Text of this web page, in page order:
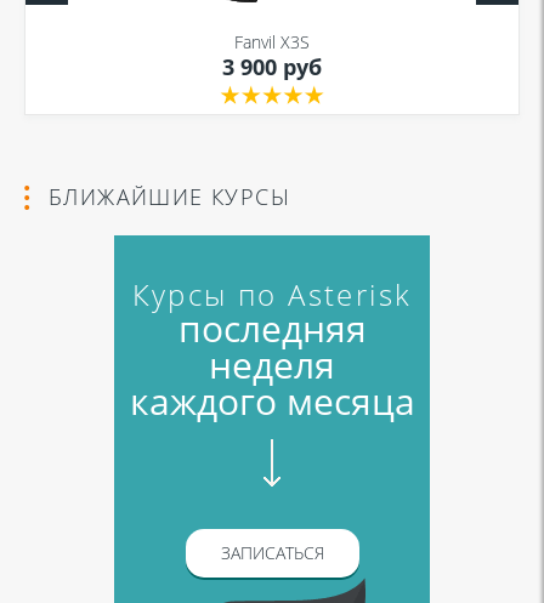
Fanvil X3S
3 900 руб
БЛИЖАЙШИЕ КУРСЫ
Курсы по Asterisk
последняя
неделя
каждого месяца
ЗАПИСАТЬСЯ